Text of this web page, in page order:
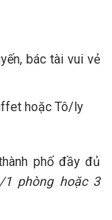
bác tài vui vẻ
hoặc Tô/ly
phố đầy đủ
1 phòng hoặc 3